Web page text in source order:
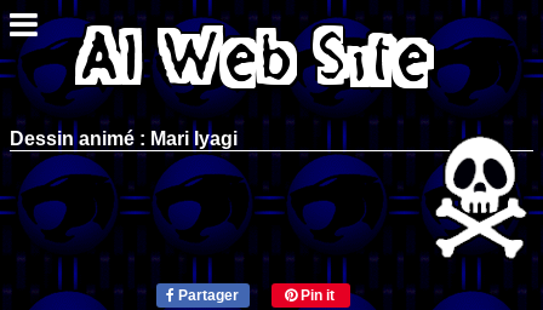
Dessin animé : Mari Iyagi
Partager Pin it